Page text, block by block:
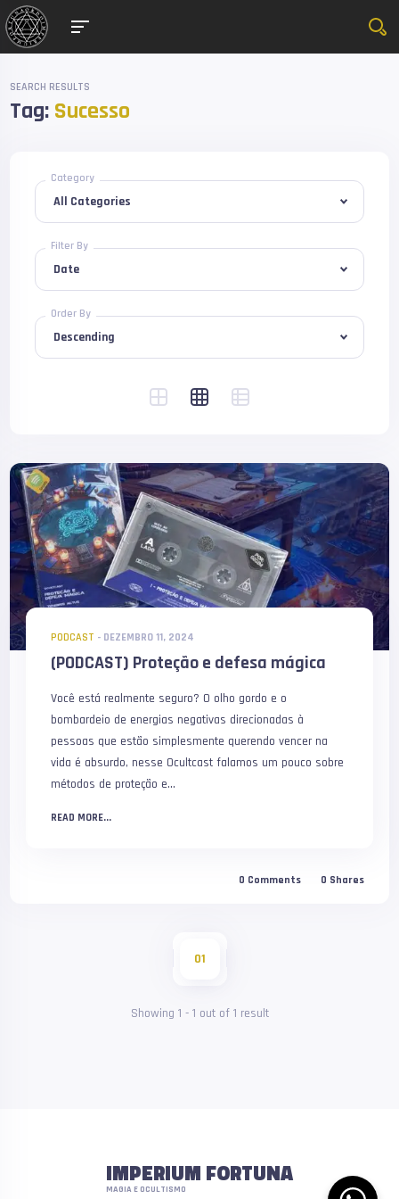
SEARCH RESULTS
Tag: Sucesso
Category
Filter By
Order By
PODCAST - DEZEMBRO 11, 2024
(PODCAST) Proteção e defesa mágica
Você está realmente seguro? O olho gordo e o
bombardeio de energias negativas direcionadas à
pessoas que estão simplesmente querendo vencer na
vida é absurdo, nesse Ocultcast falamos um pouco sobre
métodos de proteção e...
READ MORE...
0 Comments 0 Shares
01
Showing 1 - 1 out of 1 result
IMPERIUM FORTUNA
MAGIA E OCULTISMO